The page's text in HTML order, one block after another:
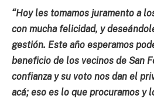
“Hoy les tomamos juramento a
con mucha felicidad, y
gestión. Este año esperamos
beneficio de los vecinos de San
confianza y su voto nos dan el
acá; eso es lo que procuramos y